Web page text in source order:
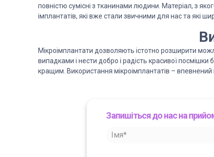
повністю сумісні з тканинами людини. Матеріал, з
імплантатів, які вже стали звичними для нас та які
Мікроімплантати дозволяють істотно розширити
випадками і нести добро і радість красивої
кращим. Використання мікроімплантатів – впевнений
Запишіться до нас на